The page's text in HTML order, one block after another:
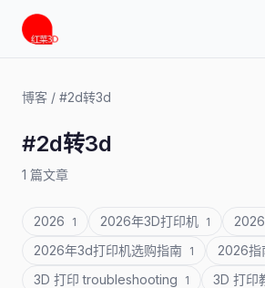
博客 / #2d转3d
#2d转3d
1 篇文章
2026 1 2026年3D打印机 1
2026年3d打印机选购指南 1 2026指
3D 打印 troubleshooting 1 3D 打印